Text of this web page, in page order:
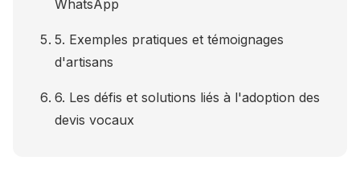
WhatsApp
5. Exemples pratiques et témoignages
d'artisans
6. Les défis et solutions liés à l'adoption des
devis vocaux